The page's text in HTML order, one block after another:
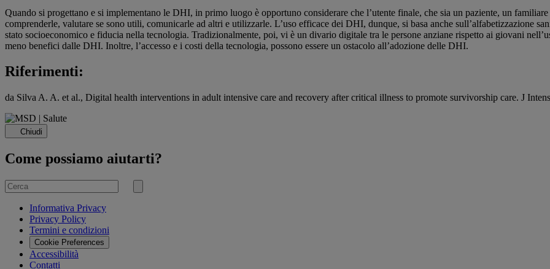
Quando si progettano e si implementano le DHI, in primo luogo è opportuno considerare che l’utente finale, che sia un paziente, un
comprenderle, valutare se sono utili, comunicarle ad altri e utilizzarle. L’uso efficace dei DHI, dunque, si basa anche sull’alfabetizzazione
stato socioeconomico e fiducia nella tecnologia. Tradizionalmente, poi, vi è un divario digitale tra le persone anziane rispetto ai giovani
meno benefici dalle DHI. Inoltre, l’accesso e i costi della tecnologia, possono essere un ostacolo all’adozione delle DHI.
Riferimenti:
da Silva A. A. et al., Digital health interventions in adult intensive care and recovery after critical illness to promote survivorship care. J
Chiudi
Come possiamo aiutarti?
Cerca
per
Invia
Informativa Privacy
Privacy Policy
Termini e condizioni
Cookie Preferences
Accessibilità
Contatti